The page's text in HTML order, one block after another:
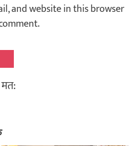
and website in this browser